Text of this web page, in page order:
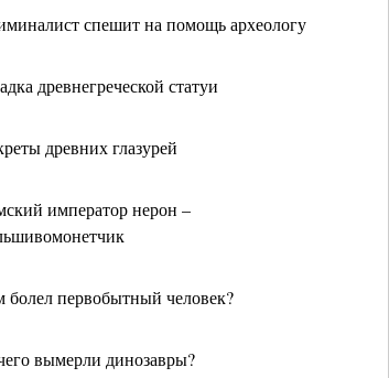
спешит на помощь археологу
древнегреческой статуи
древних глазурей
император нерон –
болел первобытный человек?
вымерли динозавры?